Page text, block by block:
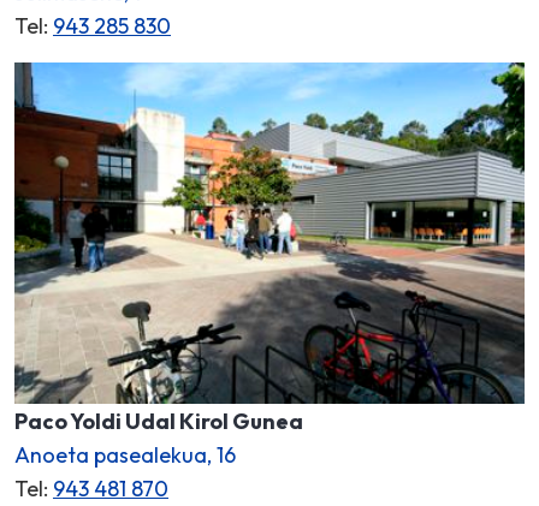
Tel: 943 285 830
Paco Yoldi Udal Kirol Gunea
Anoeta pasealekua, 16
Tel: 943 481 870